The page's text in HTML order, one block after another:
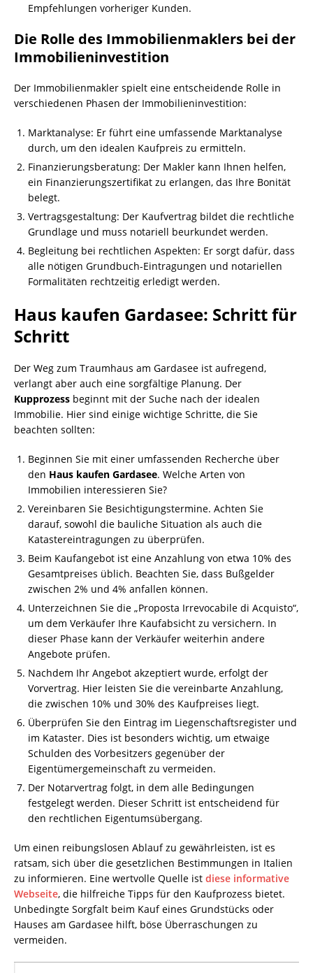
Empfehlungen vorheriger Kunden.
Die Rolle des Immobilienmaklers bei der
Immobilieninvestition
Der Immobilienmakler spielt eine entscheidende Rolle in
verschiedenen Phasen der Immobilieninvestition:
Marktanalyse: Er führt eine umfassende Marktanalyse
durch, um den idealen Kaufpreis zu ermitteln.
Finanzierungsberatung: Der Makler kann Ihnen helfen,
ein Finanzierungszertifikat zu erlangen, das Ihre Bonität
belegt.
Vertragsgestaltung: Der Kaufvertrag bildet die rechtliche
Grundlage und muss notariell beurkundet werden.
Begleitung bei rechtlichen Aspekten: Er sorgt dafür, dass
alle nötigen Grundbuch-Eintragungen und notariellen
Formalitäten rechtzeitig erledigt werden.
Haus kaufen Gardasee: Schritt für
Schritt
Der Weg zum Traumhaus am Gardasee ist aufregend,
verlangt aber auch eine sorgfältige Planung. Der
Kupprozess beginnt mit der Suche nach der idealen
Immobilie. Hier sind einige wichtige Schritte, die Sie
beachten sollten:
Beginnen Sie mit einer umfassenden Recherche über
den Haus kaufen Gardasee. Welche Arten von
Immobilien interessieren Sie?
Vereinbaren Sie Besichtigungstermine. Achten Sie
darauf, sowohl die bauliche Situation als auch die
Katastereintragungen zu überprüfen.
Beim Kaufangebot ist eine Anzahlung von etwa 10% des
Gesamtpreises üblich. Beachten Sie, dass Bußgelder
zwischen 2% und 4% anfallen können.
Unterzeichnen Sie die „Proposta Irrevocabile di Acquisto“,
um dem Verkäufer Ihre Kaufabsicht zu versichern. In
dieser Phase kann der Verkäufer weiterhin andere
Angebote prüfen.
Nachdem Ihr Angebot akzeptiert wurde, erfolgt der
Vorvertrag. Hier leisten Sie die vereinbarte Anzahlung,
die zwischen 10% und 30% des Kaufpreises liegt.
Überprüfen Sie den Eintrag im Liegenschaftsregister und
im Kataster. Dies ist besonders wichtig, um etwaige
Schulden des Vorbesitzers gegenüber der
Eigentümergemeinschaft zu vermeiden.
Der Notarvertrag folgt, in dem alle Bedingungen
festgelegt werden. Dieser Schritt ist entscheidend für
den rechtlichen Eigentumsübergang.
Um einen reibungslosen Ablauf zu gewährleisten, ist es
ratsam, sich über die gesetzlichen Bestimmungen in Italien
zu informieren. Eine wertvolle Quelle ist diese informative
Webseite, die hilfreiche Tipps für den Kaufprozess bietet.
Unbedingte Sorgfalt beim Kauf eines Grundstücks oder
Hauses am Gardasee hilft, böse Überraschungen zu
vermeiden.